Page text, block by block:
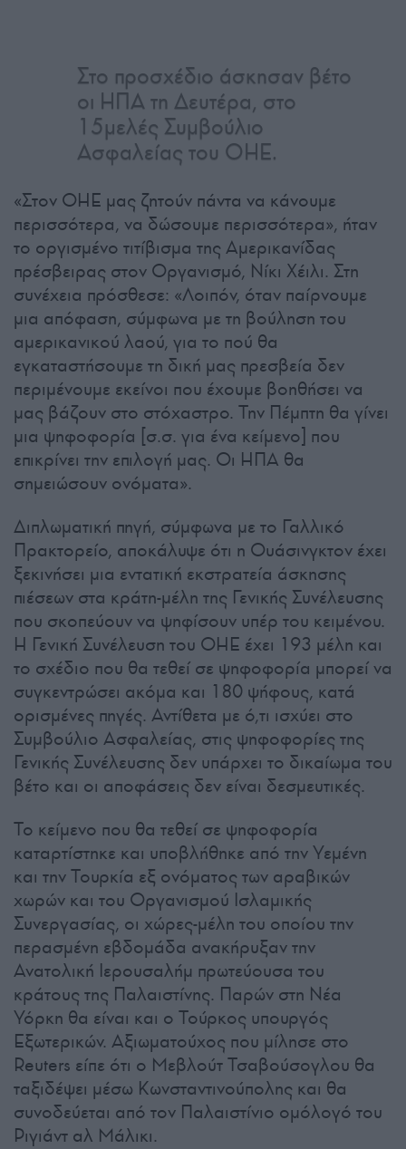
Στο προσχέδιο άσκησαν βέτο
οι ΗΠΑ τη Δευτέρα, στο
15μελές Συμβούλιο
Ασφαλείας του ΟΗΕ.
«Στον ΟΗΕ μας ζητούν πάντα να κάνουμε
περισσότερα, να δώσουμε περισσότερα», ήταν
το οργισμένο τιτίβισμα της Αμερικανίδας
πρέσβειρας στον Οργανισμό, Νίκι Χέιλι. Στη
συνέχεια πρόσθεσε: «Λοιπόν, όταν παίρνουμε
μια απόφαση, σύμφωνα με τη βούληση του
αμερικανικού λαού, για το πού θα
εγκαταστήσουμε τη δική μας πρεσβεία δεν
περιμένουμε εκείνοι που έχουμε βοηθήσει να
μας βάζουν στο στόχαστρο. Την Πέμπτη θα γίνει
μια ψηφοφορία [σ.σ. για ένα κείμενο] που
επικρίνει την επιλογή μας. Οι ΗΠΑ θα
σημειώσουν ονόματα».
Διπλωματική πηγή, σύμφωνα με το Γαλλικό
Πρακτορείο, αποκάλυψε ότι η Ουάσινγκτον έχει
ξεκινήσει μια εντατική εκστρατεία άσκησης
πιέσεων στα κράτη-μέλη της Γενικής Συνέλευσης
που σκοπεύουν να ψηφίσουν υπέρ του κειμένου.
Η Γενική Συνέλευση του ΟΗΕ έχει 193 μέλη και
το σχέδιο που θα τεθεί σε ψηφοφορία μπορεί να
συγκεντρώσει ακόμα και 180 ψήφους, κατά
ορισμένες πηγές. Αντίθετα με ό,τι ισχύει στο
Συμβούλιο Ασφαλείας, στις ψηφοφορίες της
Γενικής Συνέλευσης δεν υπάρχει το δικαίωμα του
βέτο και οι αποφάσεις δεν είναι δεσμευτικές.
Το κείμενο που θα τεθεί σε ψηφοφορία
καταρτίστηκε και υποβλήθηκε από την Υεμένη
και την Τουρκία εξ ονόματος των αραβικών
χωρών και του Οργανισμού Ισλαμικής
Συνεργασίας, οι χώρες-μέλη του οποίου την
περασμένη εβδομάδα ανακήρυξαν την
Ανατολική Ιερουσαλήμ πρωτεύουσα του
κράτους της Παλαιστίνης. Παρών στη Νέα
Υόρκη θα είναι και ο Τούρκος υπουργός
Εξωτερικών. Αξιωματούχος που μίλησε στο
Reuters είπε ότι ο Μεβλούτ Τσαβούσογλου θα
ταξιδέψει μέσω Κωνσταντινούπολης και θα
συνοδεύεται από τον Παλαιστίνιο ομόλογό του
Ριγιάντ αλ Μάλικι.